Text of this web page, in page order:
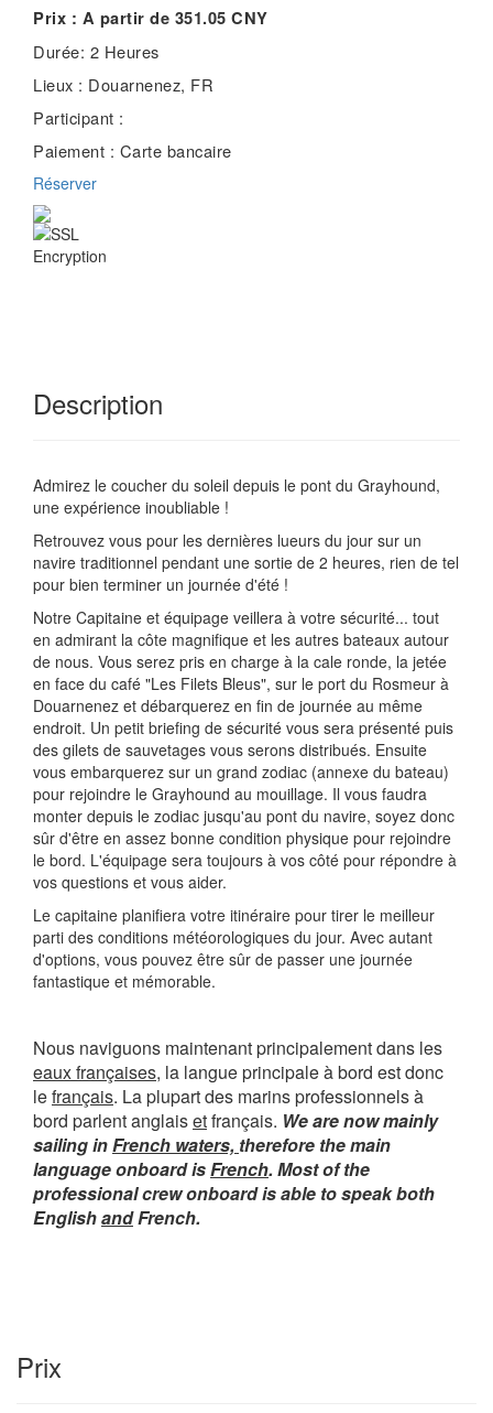
Prix : A partir de 351.05 CNY
Durée: 2 Heures
Lieux : Douarnenez, FR
Participant :
Paiement : Carte bancaire
Réserver
Description
Admirez le coucher du soleil depuis le pont du Grayhound,
une expérience inoubliable !
Retrouvez vous pour les dernières lueurs du jour sur un
navire traditionnel pendant une sortie de 2 heures, rien de tel
pour bien terminer un journée d'été !
Notre Capitaine et équipage veillera à votre sécurité... tout
en admirant la côte magnifique et les autres bateaux autour
de nous. Vous serez pris en charge à la cale ronde, la jetée
en face du café "Les Filets Bleus", sur le port du Rosmeur à
Douarnenez et débarquerez en fin de journée au même
endroit. Un petit briefing de sécurité vous sera présenté puis
des gilets de sauvetages vous serons distribués. Ensuite
vous embarquerez sur un grand zodiac (annexe du bateau)
pour rejoindre le Grayhound au mouillage. Il vous faudra
monter depuis le zodiac jusqu'au pont du navire, soyez donc
sûr d'être en assez bonne condition physique pour rejoindre
le bord. L'équipage sera toujours à vos côté pour répondre à
vos questions et vous aider.
Le capitaine planifiera votre itinéraire pour tirer le meilleur
parti des conditions météorologiques du jour. Avec autant
d'options, vous pouvez être sûr de passer une journée
fantastique et mémorable.
Nous naviguons maintenant principalement dans les
eaux françaises, la langue principale à bord est donc
lefrançais. La plupart des marins professionnels à
bord parlent anglaisetfrançais. We are now mainly
sailing inFrench waters, therefore the main
language onboard isFrench. Most of the
professional crew onboard is able to speak both
EnglishandFrench.
Prix